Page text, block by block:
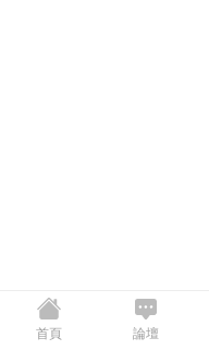
首頁 論壇